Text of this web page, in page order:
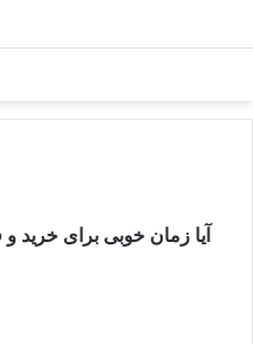
آیا زمان خوبی برای